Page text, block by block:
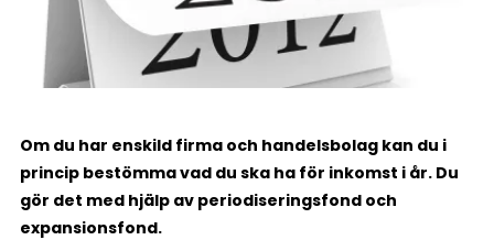
Om du har enskild firma och handelsbolag kan du i
princip bestömma vad du ska ha för inkomst i år. Du
gör det med hjälp av periodiseringsfond och
expansionsfond.